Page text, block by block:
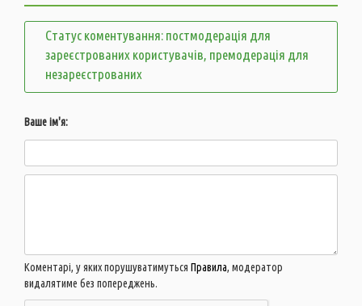
Статус коментування: постмодерація для
зареєстрованих користувачів, премодерація для
незареєстрованих
Ваше ім'я:
Коментарі, у яких порушуватимуться Правила, модератор
видалятиме без попереджень.